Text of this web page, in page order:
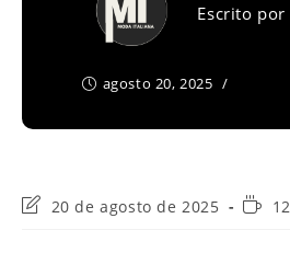
Escrito por
agosto 20, 2025
Última20 de agosto de 2025
Tempo